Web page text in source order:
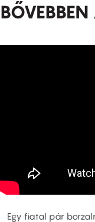
Egy fiatal pár